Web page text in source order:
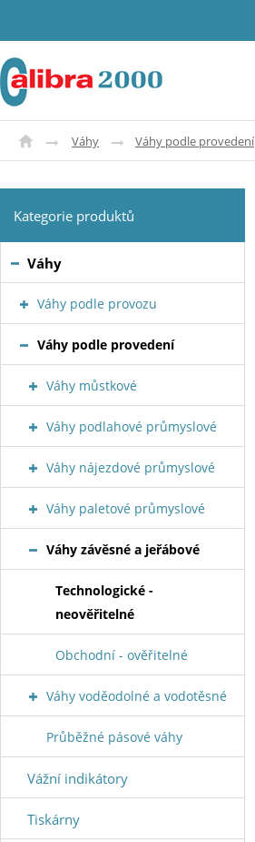
Váhy Váhy podle provedení
Kategorie produktů
Váhy
Váhy podle provozu
Váhy podle provedení
Váhy můstkové
Váhy podlahové průmyslové
Váhy nájezdové průmyslové
Váhy paletové průmyslové
Váhy závěsné a jeřábové
Technologické -
neověřitelné
Obchodní - ověřitelné
Váhy voděodolné a vodotěsné
Průběžné pásové váhy
Vážní indikátory
Tiskárny